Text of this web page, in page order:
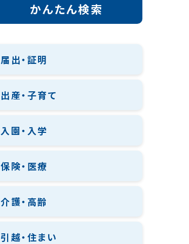
かんたん検索
届出・証明
出産・子育て
入園・入学
保険・医療
介護・高齢
引越・住まい